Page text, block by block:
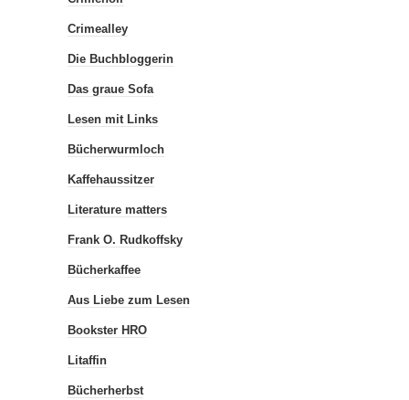
Bookgazette
Birgit Böllinger
Crimenoir
Crimealley
Die Buchbloggerin
Das graue Sofa
Lesen mit Links
Bücherwurmloch
Kaffehaussitzer
Literature matters
Frank O. Rudkoffsky
Bücherkaffee
Aus Liebe zum Lesen